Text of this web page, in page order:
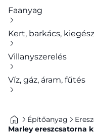
Faanyag
Kert, barkács,
Villanyszerelés
Víz, gáz, áram, fűtés
Építőanyag
Marley ereszcsatorna